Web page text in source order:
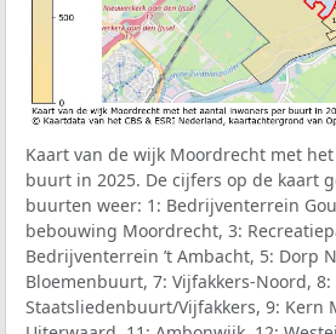
Kaart van de wijk Moordrecht met
buurt in 2025. De cijfers op de kaart
buurten weer: 1: Bedrijventerrein
bebouwing Moordrecht, 3:
Bedrijventerrein ’t Ambacht, 5: Dorp
Bloemenbuurt, 7: Vijfakkers-Noord, 8:
Staatsliedenbuurt/Vijfakkers, 9: Kern